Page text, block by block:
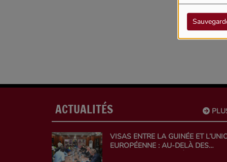
ACTUALITÉS
VISAS ENTRE LA GUINÉE ET
EUROPÉENNE : AU-DELÀ DES